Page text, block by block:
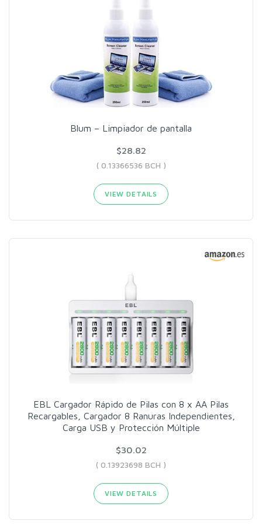
Blum – Limpiador de pantalla
$28.82
( 0.13366536 BCH )
VIEW DETAILS
EBL Cargador Rápido de Pilas con 8 x AA Pilas
Recargables, Cargador 8 Ranuras Independientes,
Carga USB y Protección Múltiple
$30.02
( 0.13923698 BCH )
VIEW DETAILS